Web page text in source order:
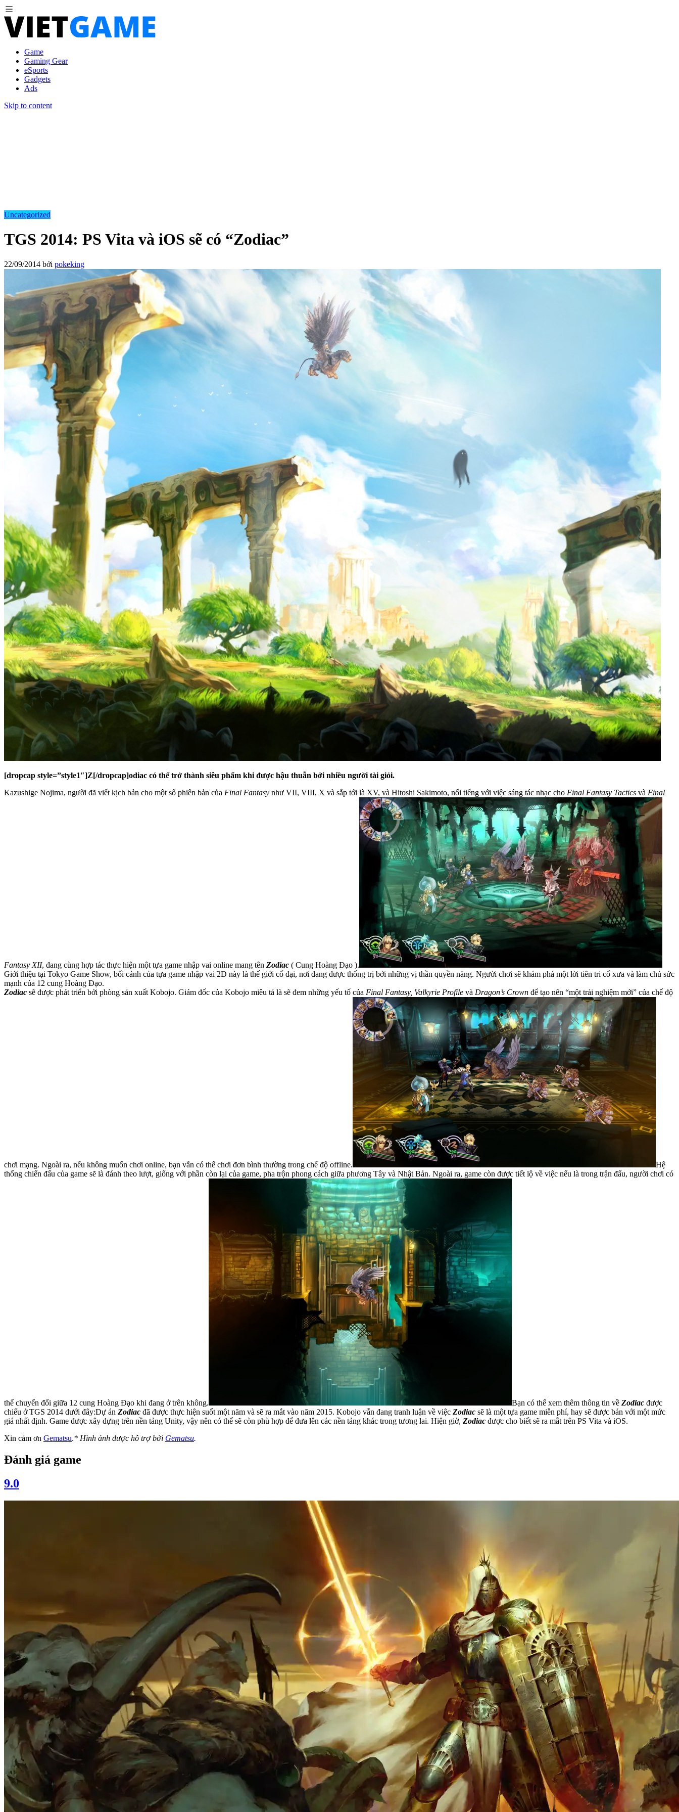
Game
Gaming Gear
eSports
Gadgets
Ads
Skip to content
Uncategorized
TGS 2014: PS Vita và iOS sẽ có “Zodiac”
22/09/2014 bởi pokeking
[dropcap style=”style1″]Z[/dropcap]odiac có thể trở thành siêu phẩm khi được hậu thuẫn bởi nhiều người tài giỏi.
Kazushige Nojima, người đã viết kịch bản cho một số phiên bản của Final Fantasy như VII, VIII, X và sắp tới là XV, và Hitoshi Sakimoto, nổi tiếng với việc sáng tác nhạc cho Final Fantasy Tactics và Final
Fantasy XII, đang cùng hợp tác thực hiện một tựa game nhập vai online mang tên Zodiac ( Cung Hoàng Đạo ).
Giới thiệu tại Tokyo Game Show, bối cảnh của tựa game nhập vai 2D này là thế giới cổ đại, nơi đang được thống trị bởi những vị thần quyền năng. Người chơi sẽ khám phá một lời tiên tri cổ xưa và làm chủ sức
mạnh của 12 cung Hoàng Đạo.
Zodiac sẽ được phát triển bởi phòng sản xuất Kobojo. Giám đốc của Kobojo miêu tả là sẽ đem những yếu tố của Final Fantasy, Valkyrie Profile và Dragon’s Crown để tạo nên “một trải nghiệm mới” của chế độ
chơi mạng. Ngoài ra, nếu không muốn chơi online, bạn vẫn có thể chơi đơn bình thường trong chế độ offline.
Hệ
thống chiến đấu của game sẽ là đánh theo lượt, giống với phần còn lại của game, pha trộn phong cách giữa phương Tây và Nhật Bản. Ngoài ra, game còn được tiết lộ về việc nếu là trong trận đấu, người chơi có
thể chuyển đổi giữa 12 cung Hoàng Đạo khi đang ở trên không. Bạn có thể xem thêm thông tin về Zodiac được
chiếu ở TGS 2014 dưới đây:Dự án Zodiac đã được thực hiện suốt một năm và sẽ ra mắt vào năm 2015. Kobojo vẫn đang tranh luận về việc Zodiac sẽ là một tựa game miễn phí, hay sẽ được bán với một mức
giá nhất định. Game được xây dựng trên nền tảng Unity, vậy nên có thể sẽ còn phù hợp để đưa lên các nền tảng khác trong tương lai. Hiện giờ, Zodiac được cho biết sẽ ra mắt trên PS Vita và iOS.
Xin cảm ơn Gematsu.* Hình ảnh được hỗ trợ bởi Gematsu.
Đánh giá game
9.0